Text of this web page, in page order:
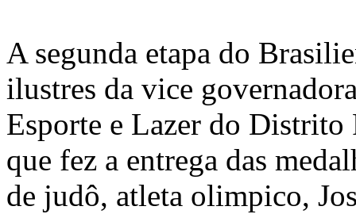
A segunda etapa do
ilustres da vice
Esporte e Lazer do Distrito
que fez a entrega das
de judô, atleta olimpico,